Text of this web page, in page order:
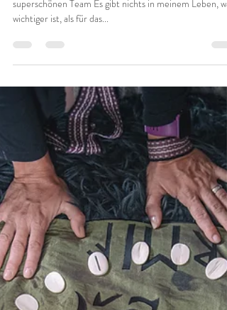
Runenhex
3. Sept. 2023
Landheilung an den
Wilhelmsteinen
Ein Beispiel für meine liebste Arbeit - hier mit einem
superschönen Team Es gibt nichts in meinem Leben, was
wichtiger ist, als für das...